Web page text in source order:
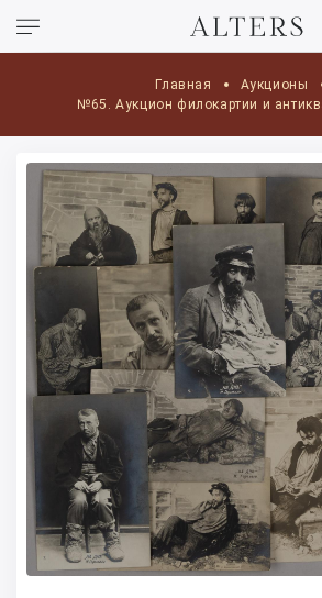
Главная
Аукционы
№65. Аукцион филокартии и